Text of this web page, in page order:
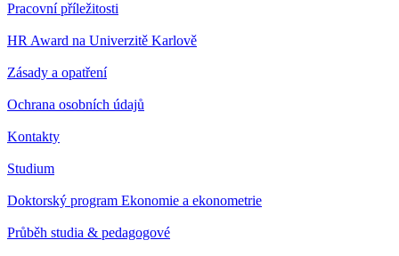
Pracovní příležitosti
HR Award na Univerzitě Karlově
Zásady a opatření
Ochrana osobních údajů
Kontakty
Studium
Doktorský program Ekonomie a ekonometrie
Průběh studia & pedagogové